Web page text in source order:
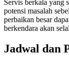
Servis berkala yang
potensi masalah
perbaikan besar
berkendara akan
Jadwal dan